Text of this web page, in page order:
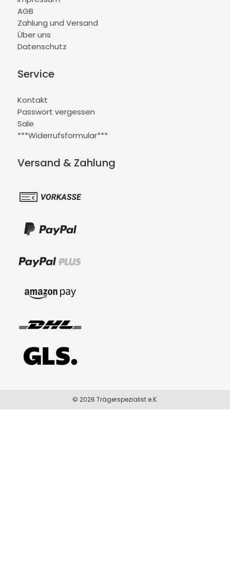
AGB
Zahlung und Versand
Über uns
Datenschutz
Service
Kontakt
Passwort vergessen
Sale
***Widerrufsformular***
Versand & Zahlung
© 2026 Trägerspezialist e.K.